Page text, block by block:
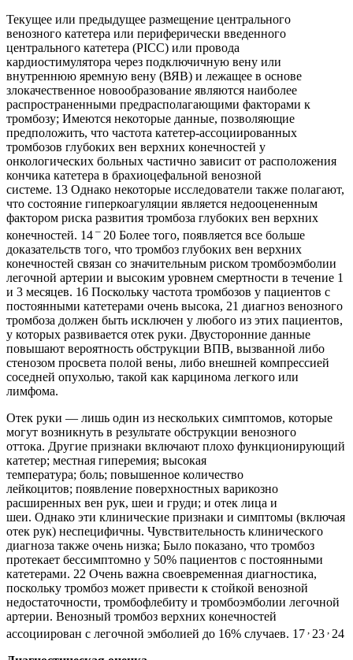
Текущее или предыдущее размещение центрального
венозного катетера или периферически введенного
центрального катетера (PICC) или провода
кардиостимулятора через подключичную вену или
внутреннюю яремную вену (ВЯВ) и лежащее в основе
злокачественное новообразование являются наиболее
распространенными предрасполагающими факторами к
тромбозу; Имеются некоторые данные, позволяющие
предположить, что частота катетер-ассоциированных
тромбозов глубоких вен верхних конечностей у
онкологических больных частично зависит от расположения
кончика катетера в брахиоцефальной венозной
системе. 13 Однако некоторые исследователи также полагают,
что состояние гиперкоагуляции является недооцененным
фактором риска развития тромбоза глубоких вен верхних
конечностей. 14 – 20 Более того, появляется все больше
доказательств того, что тромбоз глубоких вен верхних
конечностей связан со значительным риском тромбоэмболии
легочной артерии и высоким уровнем смертности в течение 1
и 3 месяцев. 16 Поскольку частота тромбозов у ​​пациентов с
постоянными катетерами очень высока, 21 диагноз венозного
тромбоза должен быть исключен у любого из этих пациентов,
у которых развивается отек руки. Двусторонние данные
повышают вероятность обструкции ВПВ, вызванной либо
стенозом просвета полой вены, либо внешней компрессией
соседней опухолью, такой как карцинома легкого или
лимфома.
Отек руки — лишь один из нескольких симптомов, которые
могут возникнуть в результате обструкции венозного
оттока. Другие признаки включают плохо функционирующий
катетер; местная гиперемия; высокая
температура; боль; повышенное количество
лейкоцитов; появление поверхностных варикозно
расширенных вен рук, шеи и груди; и отек лица и
шеи. Однако эти клинические признаки и симптомы (включая
отек рук) неспецифичны. Чувствительность клинического
диагноза также очень низка; Было показано, что тромбоз
протекает бессимптомно у 50% пациентов с постоянными
катетерами. 22 Очень важна своевременная диагностика,
поскольку тромбоз может привести к стойкой венозной
недостаточности, тромбофлебиту и тромбоэмболии легочной
артерии. Венозный тромбоз верхних конечностей
ассоциирован с легочной эмболией до 16% случаев. 17 , 23 , 24